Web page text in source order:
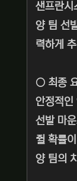
샌프란시
양 팀 선
력하게
○ 최종
안정적인
선발 마
쥘 확률
양 팀의